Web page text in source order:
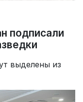
подписали
выделены из